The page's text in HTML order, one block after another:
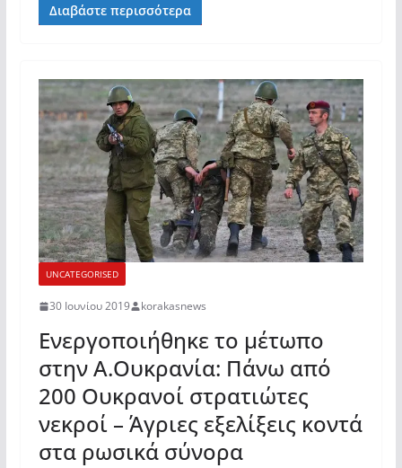
Διαβάστε περισσότερα
UNCATEGORISED
30 Ιουνίου 2019 korakasnews
Ενεργοποιήθηκε το μέτωπο
στην Α.Ουκρανία: Πάνω από
200 Ουκρανοί στρατιώτες
νεκροί – Άγριες εξελίξεις κοντά
στα ρωσικά σύνορα